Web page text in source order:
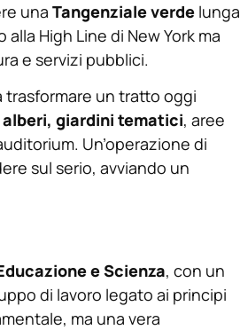
una Tangenziale verdelunga
High Line di New York ma
e servizi pubblici.
trasformare un tratto oggi
giardini tematici, aree
Un’operazione di
sul serio, avviando un
e Scienza, con un
di lavoro legato ai principi
ma una vera